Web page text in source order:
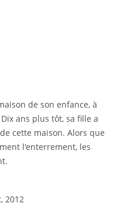
de son enfance, à
ans plus tôt, sa fille a
cette maison. Alors que
l'enterrement, les
2012